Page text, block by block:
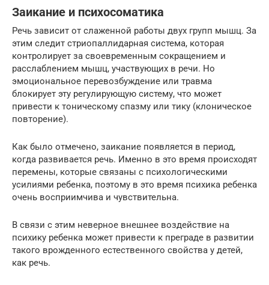
Заикание и психосоматика
Речь зависит от слаженной работы двух групп мышц. За
этим следит стриопаллидарная система, которая
контролирует за своевременным сокращением и
расслаблением мышц, участвующих в речи. Но
эмоциональное перевозбуждение или травма
блокирует эту регулирующую систему, что может
привести к тоническому спазму или тику (клоническое
повторение).
Как было отмечено, заикание появляется в период,
когда развивается речь. Именно в это время происходят
перемены, которые связаны с психологическими
усилиями ребенка, поэтому в это время психика ребенка
очень восприимчива и чувствительна.
В связи с этим неверное внешнее воздействие на
психику ребенка может привести к преграде в развитии
такого врожденного естественного свойства у детей,
как речь.